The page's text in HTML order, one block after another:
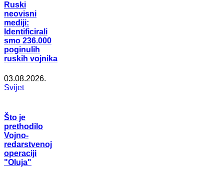
Ruski
neovisni
mediji:
Identificirali
smo 236.000
poginulih
ruskih vojnika
03.08.2026.
Svijet
Što je
prethodilo
Vojno-
redarstvenoj
operaciji
"Oluja"